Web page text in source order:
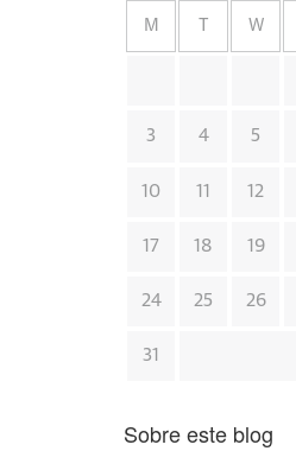
M W
3 4 5
10 11 12
17 18 19
24 25 26
31
Sobre este blog